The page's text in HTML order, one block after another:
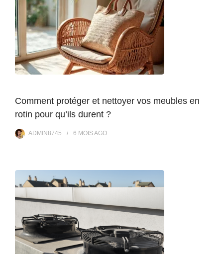
Comment protéger et nettoyer vos meubles en
rotin pour qu’ils durent ?
ADMIN8745 6 MOISAGO